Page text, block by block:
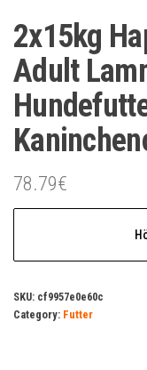
2x15kg
Adult
78.79€
SKU: cf9957e0e60c
Category: Futter